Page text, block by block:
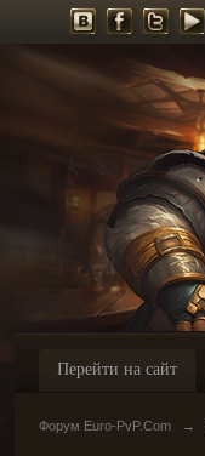
Перейти на сайт
Форум Euro-PvP.Com →